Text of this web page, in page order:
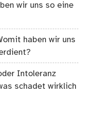
wir uns so eine
haben wir uns
Intoleranz
schadet wirklich